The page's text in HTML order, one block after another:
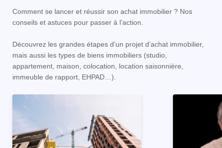
Comment se lancer et réussir son achat immobilier ? Nos
conseils et astuces pour passer à l’action.
Découvrez les grandes étapes d’un projet d’achat immobilier,
mais aussi les types de biens immobiliers (studio,
appartement, maison, colocation, location saisonnière,
immeuble de rapport, EHPAD…).